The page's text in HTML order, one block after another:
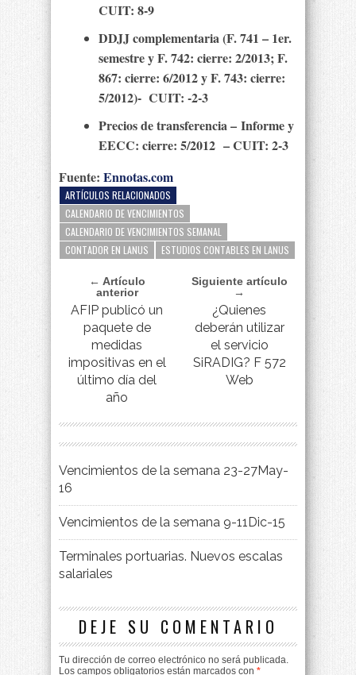
CUIT: 8-9
DDJJ complementaria (F. 741 – 1er.
semestre y F. 742: cierre: 2/2013; F.
867: cierre: 6/2012 y F. 743: cierre:
5/2012)- CUIT: -2-3
Precios de transferencia – Informe y
EECC: cierre: 5/2012 – CUIT: 2-3
Fuente: Ennotas.com
ARTÍCULOS RELACIONADOS
CALENDARIO DE VENCIMIENTOS
CALENDARIO DE VENCIMIENTOS SEMANAL
CONTADOR EN LANUS
ESTUDIOS CONTABLES EN LANUS
← Artículo
anterior
AFIP publicó un
paquete de
medidas
impositivas en el
último día del
año
Siguiente artículo
→
¿Quienes
deberán utilizar
el servicio
SiRADIG? F 572
Web
Vencimientos de la semana 23-27May-
16
Vencimientos de la semana 9-11Dic-15
Terminales portuarias. Nuevos escalas
salariales
DEJE SU COMENTARIO
Tu dirección de correo electrónico no será publicada.
Los campos obligatorios están marcados con *